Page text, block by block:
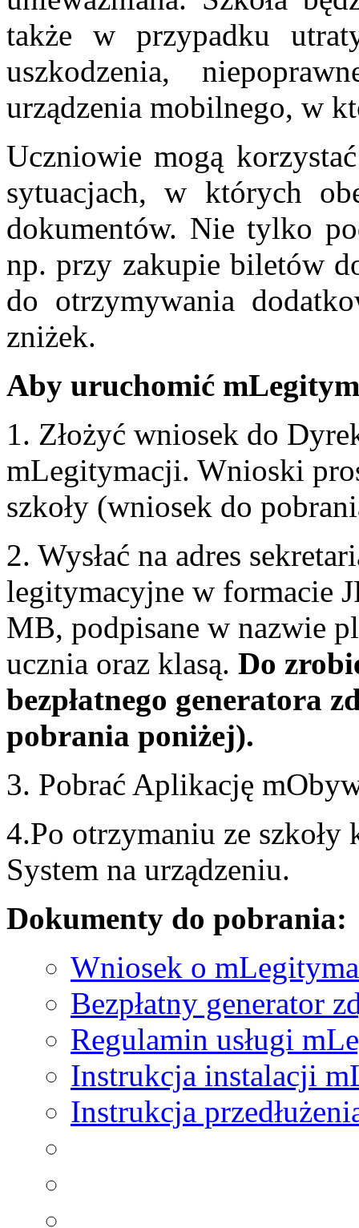
także w przypadku
uszkodzenia,
urządzenia mobilnego, w
Uczniowie mogą
sytuacjach, w których
dokumentów. Nie tylko
np. przy zakupie biletów
do otrzymywania
zniżek.
Aby uruchomić
1. Złożyć wniosek do
mLegitymacji. Wnioski
szkoły (wniosek do
2. Wysłać na adres
legitymacyjne w formacie
MB, podpisane w nazwie
ucznia oraz klasą. Do
bezpłatnego generatora
pobrania poniżej).
3. Pobrać Aplikację
4.Po otrzymaniu ze
System na urządzeniu.
Dokumenty do pobrania:
Wniosek o
Bezpłatny generator
Regulamin usługi
Instrukcja instalacji
Instrukcja